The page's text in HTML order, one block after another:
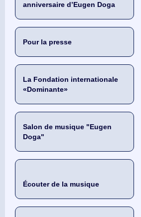
anniversaire d’Eugen Doga
Pour la presse
La Fondation internationale
«Dominante»
Salon de musique "Eugen
Doga"
Écouter de la musique